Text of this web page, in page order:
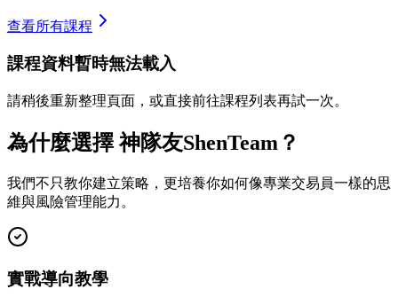
查看所有課程
課程資料暫時無法載入
請稍後重新整理頁面，或直接前往課程列表再試一次。
為什麼選擇 神隊友ShenTeam？
我們不只教你建立策略，更培養你如何像專業交易員一樣的思
維與風險管理能力。
實戰導向教學